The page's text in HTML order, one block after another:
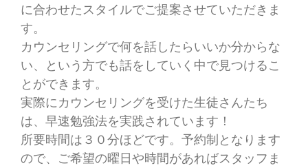
に合わせたスタイルでご提案させていただきま
す。
カウンセリングで何を話したらいいか分からな
い、という方でも話をしていく中で見つけるこ
とができます。
実際にカウンセリングを受けた生徒さんたち
は、早速勉強法を実践されています！
所要時間は３０分ほどです。予約制となります
ので、ご希望の曜日や時間があればスタッフま